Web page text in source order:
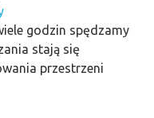
godzin spędzamy
stają się
przestrzeni